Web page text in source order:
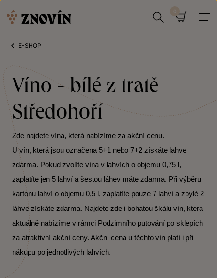
E-SHOP
Víno - bílé z tratě
Středohoří
Zde najdete vína, která nabízíme za akční cenu.
U vín, která jsou označena 5+1 nebo 7+2 získáte lahve
zdarma. Pokud zvolíte vína v lahvích o objemu 0,75 l,
zaplatíte jen 5 lahví a šestou láhev máte zdarma. Při výběru
kartonu lahví o objemu 0,5 l, zaplatíte pouze 7 lahví a zbylé 2
láhve získáte zdarma. Najdete zde i bohatou škálu vín, která
aktuálně nabízíme v rámci Podzimního putování po sklepích
za atraktivní akční ceny. Akční cena u těchto vín platí i při
nákupu po jednotlivých lahvích.